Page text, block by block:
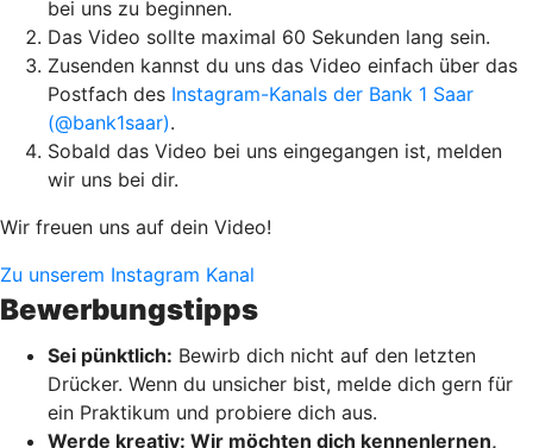
bei uns zu beginnen.
Das Video sollte maximal 60 Sekunden lang sein.
Zusenden kannst du uns das Video einfach über das
Postfach des Instagram-Kanals der Bank 1 Saar
(@bank1saar).
Sobald das Video bei uns eingegangen ist, melden
wir uns bei dir.
Wir freuen uns auf dein Video!
Zu unserem Instagram Kanal
Bewerbungstipps
Sei pünktlich: Bewirb dich nicht auf den letzten
Drücker. Wenn du unsicher bist, melde dich gern für
ein Praktikum und probiere dich aus.
Werde kreativ: Wir möchten dich kennenlernen,